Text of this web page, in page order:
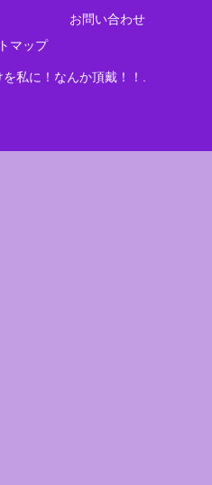
お問い合わせ
マップ
私に！なんか頂戴！！.